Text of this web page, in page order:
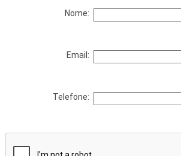
Nome:
Email:
Telefone: